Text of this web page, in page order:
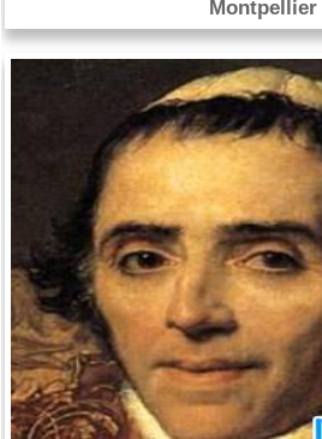
Montpellier